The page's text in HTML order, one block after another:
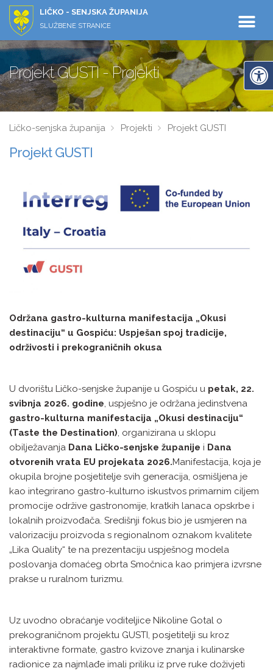
LIČKO - SENJSKA ŽUPANIJA
SLUŽBENE STRANICE
Projekt GUSTI - Projekti
Ličko-senjska županija Projekti Projekt GUSTI
Projekt GUSTI
Održana gastro-kulturna manifestacija „Okusi
destinaciju“ u Gospiću: Uspješan spoj tradicije,
održivosti i prekograničnih okusa
U dvorištu Ličko-senjske županije u Gospiću u petak, 22.
svibnja 2026. godine, uspješno je održana jedinstvena
gastro-kulturna manifestacija „Okusi destinaciju“
(Taste the Destination), organizirana u sklopu
obilježavanja Dana Ličko-senjske županije i Dana
otvorenih vrata EU projekata 2026.Manifestacija, koja je
okupila brojne posjetitelje svih generacija, osmišljena je
kao integrirano gastro-kulturno iskustvos primarnim ciljem
promocije održive gastronomije, kratkih lanaca opskrbe i
lokalnih proizvođača. Središnji fokus bio je usmjeren na
valorizaciju proizvoda s regionalnom oznakom kvalitete
„Lika Quality“ te na prezentaciju uspješnog modela
poslovanja domaćeg obrta Smočnica kao primjera izvrsne
prakse u ruralnom turizmu.
Uz uvodno obraćanje voditeljice Nikoline Gotal o
prekograničnom projektu GUSTI, posjetitelji su kroz
interaktivne formate, gastro kvizove znanja i kulinarske
radionice za najmlađe imali priliku iz prve ruke doživjeti